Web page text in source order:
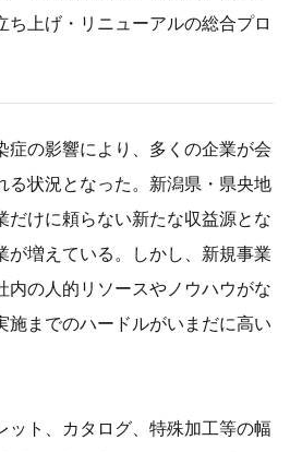
ち上げ・リニューアルの総合プロ
症の影響により、多くの企業が会
る状況となった。新潟県・県央地
だけに頼らない新たな収益源とな
が増えている。しかし、新規事業
内の人的リソースやノウハウがな
施までのハードルがいまだに高い
ット、カタログ、特殊加工等の幅